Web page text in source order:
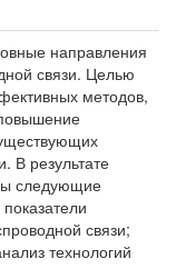
направления
связи. Целью
методов,
В результате
следующие
связи;
технологий